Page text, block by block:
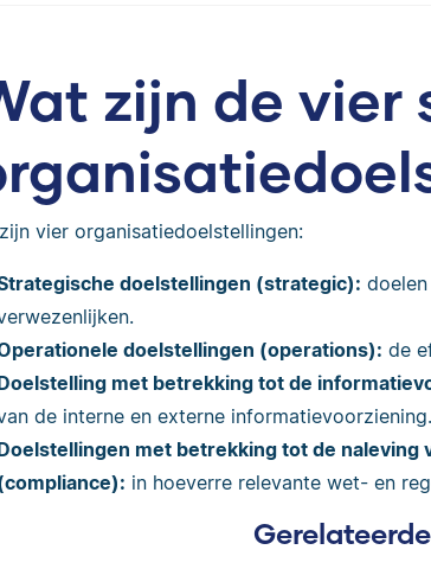
zijn de vier
vier organisatiedoelstellingen:
doelstellingen (strategic):
doelstellingen (operations): de
met betrekking tot de
de interne en externe informatievoorziening.
met betrekking tot de
in hoeverre relevante wet- en